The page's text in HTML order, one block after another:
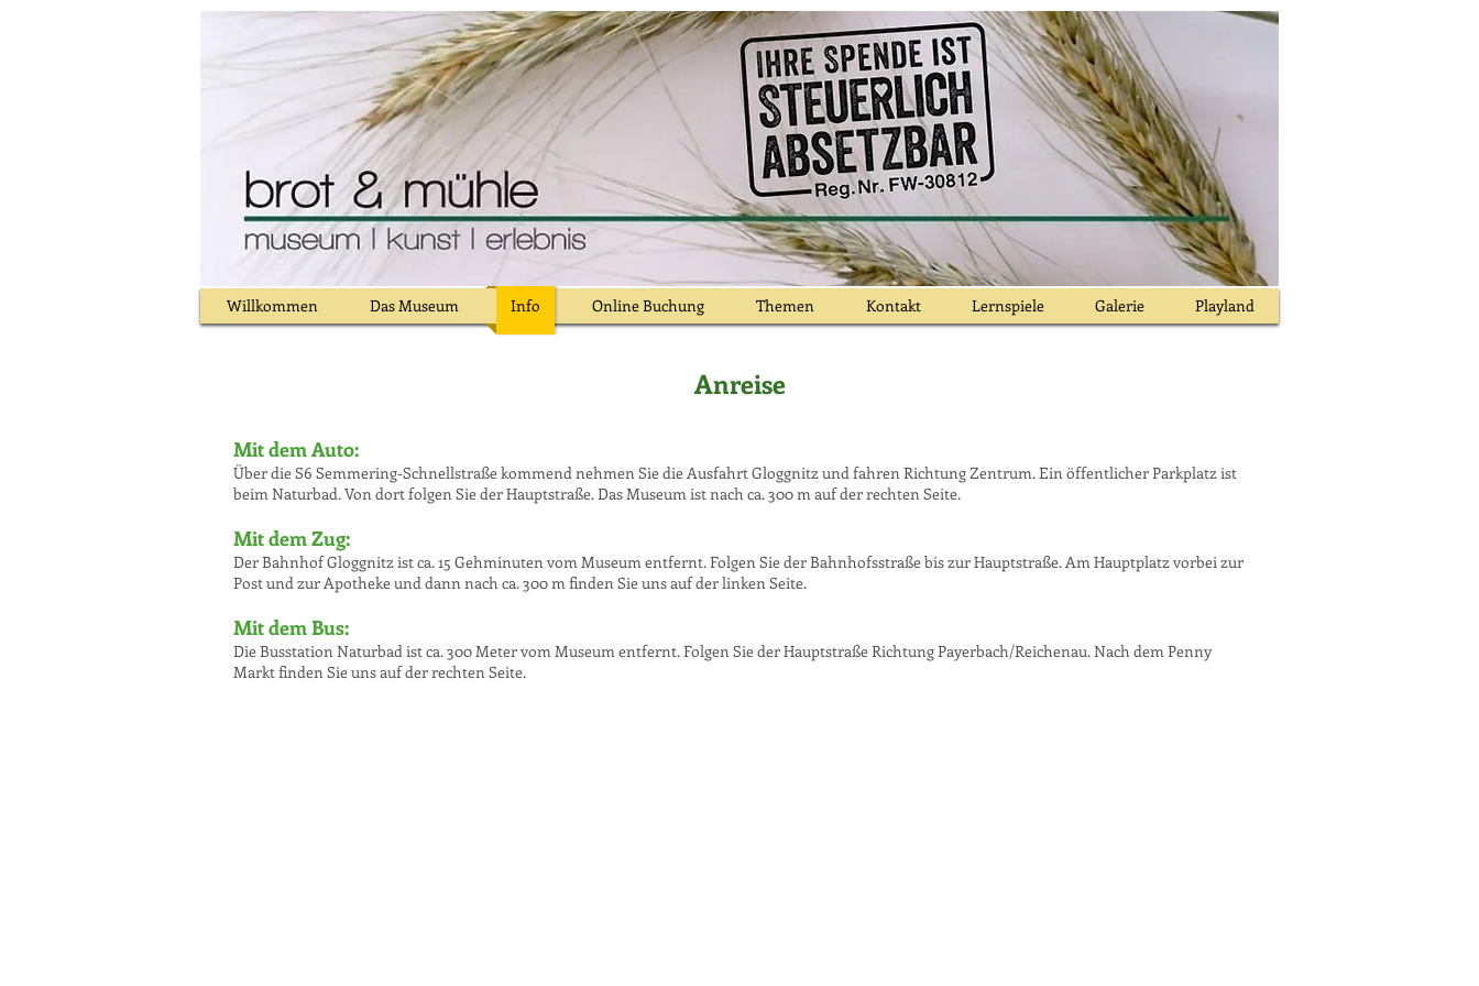
Willkommen Das Museum Info Online Buchung Themen Kontakt Lernspiele Galerie Playland
Anreise
Mit dem Auto:
Über die S6 Semmering-Schnellstraße kommend nehmen Sie die Ausfahrt Gloggnitz und fahren Richtung Zentrum. Ein öffentlicher Parkplatz ist
beim Naturbad. Von dort folgen Sie der Hauptstraße. Das Museum ist nach ca. 300 m auf der rechten Seite.
Mit dem Zug:
Der Bahnhof Gloggnitz ist ca. 15 Gehminuten vom Museum entfernt. Folgen Sie der Bahnhofsstraße bis zur Hauptstraße. Am Hauptplatz vorbei zur
Post und zur Apotheke und dann nach ca. 300 m finden Sie uns auf der linken Seite.
Mit dem Bus:
Die Busstation Naturbad ist ca. 300 Meter vom Museum entfernt. Folgen Sie der Hauptstraße Richtung Payerbach/Reichenau. Nach dem Penny
Markt finden Sie uns auf der rechten Seite.